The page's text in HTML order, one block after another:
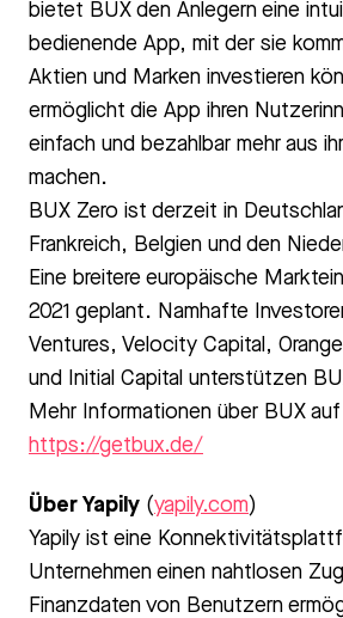
bietet BUX den Anlegern eine
bedienende App, mit der sie
Aktien und Marken investieren
ermöglicht die App ihren
einfach und bezahlbar mehr aus
machen.
BUX Zero ist derzeit in
Frankreich, Belgien und den
Eine breitere europäische
2021 geplant. Namhafte
Ventures, Velocity Capital,
und Initial Capital unterstützen
Mehr Informationen über BUX auf
https://getbux.de/
Über Yapily (yapily.com)
Yapily ist eine
Unternehmen einen nahtlosen
Finanzdaten von Benutzern